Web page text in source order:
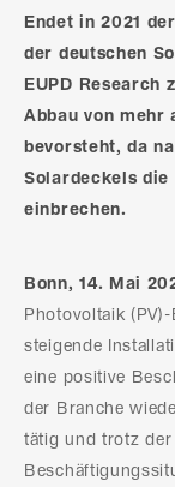
Endet in 2021
der deutschen
EUPD
Abbau von mehr
bevorsteht, da
Solardeckels die
einbrechen.
Bonn, 14. Mai
Photovoltaik
steigende
eine positive
der Branche
tätig und trotz der